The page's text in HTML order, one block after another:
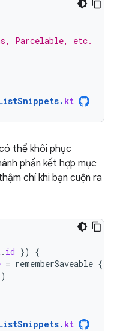
Parcelable, etc.
. kt
thể khôi phục
phần kết hợp mục
chí khi bạn cuộn ra
. id })
{
= rememberSaveable {
. kt